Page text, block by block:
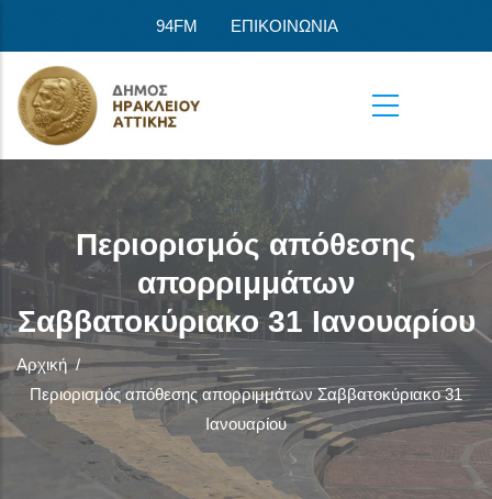
94FM ΕΠΙΚΟΙΝΩΝΙΑ
Περιορισμός απόθεσης
απορριμμάτων
Σαββατοκύριακο 31 Ιανουαρίου
Αρχική /
Περιορισμός απόθεσης απορριμμάτων Σαββατοκύριακο 31
Ιανουαρίου